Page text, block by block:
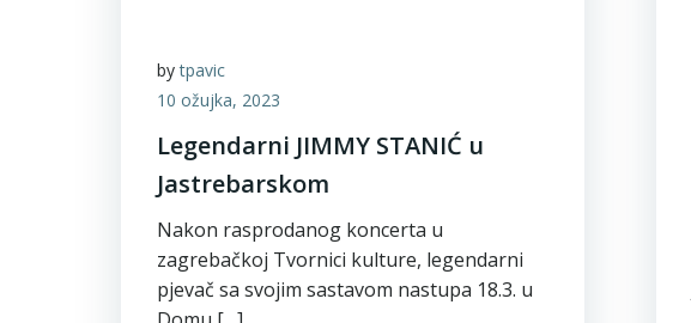
bytpavic
10 ožujka, 2023
Legendarni JIMMY STANIĆ u
Jastrebarskom
Nakon rasprodanog koncerta u
zagrebačkoj Tvornici kulture, legendarni
pjevač sa svojim sastavom nastupa 18.3. u